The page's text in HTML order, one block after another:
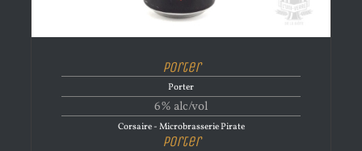
Porter
Porter
6% alc/vol
Corsaire - Microbrasserie Pirate
Porter